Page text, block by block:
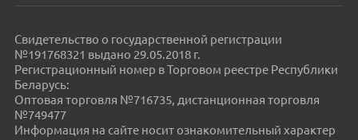
Свидетельство о государственной регистрации
№191768321 выдано 29.05.2018 г.
Регистрационный номер в Торговом реестре Республики
Беларусь:
Оптовая торговля №716735, дистанционная торговля
№749477
Информация на сайте носит ознакомительный характер